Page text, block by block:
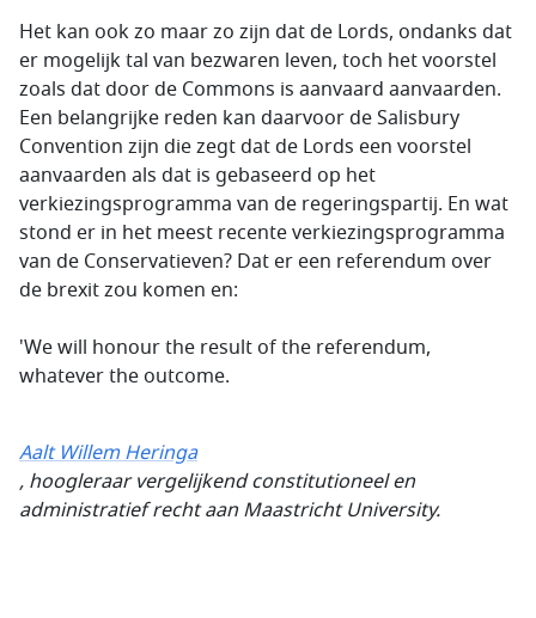
Het kan ook zo maar zo zijn dat de Lords, ondanks dat
er mogelijk tal van bezwaren leven, toch het voorstel
zoals dat door de Commons is aanvaard aanvaarden.
Een belangrijke reden kan daarvoor deSalisbury
Convention zijn die zegt dat de Lords een voorstel
aanvaarden als dat is gebaseerd op het
verkiezingsprogramma van de regeringspartij. En wat
stond er in het meest recente verkiezingsprogramma
van de Conservatieven? Dat er een referendum over
de brexit zou komen en:
'We will honour the result of the referendum,
whatever the outcome.
Aalt Willem Heringa
, hoogleraar vergelijkend constitutioneel en
administratief recht aan Maastricht University.